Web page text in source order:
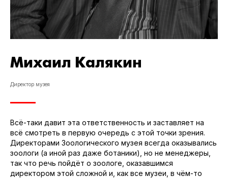
Михаил Калякин
Директор музея
Всё-таки давит эта ответственность и заставляет на
всё смотреть в первую очередь с этой точки зрения.
Директорами Зоологического музея всегда оказывались
зоологи (а иной раз даже ботаники), но не менеджеры,
так что речь пойдёт о зоологе, оказавшимся
директором этой сложной и, как все музеи, в чём-то